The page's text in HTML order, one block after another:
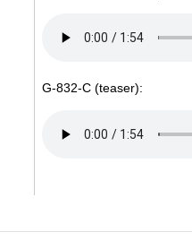
G-832-C (teaser):